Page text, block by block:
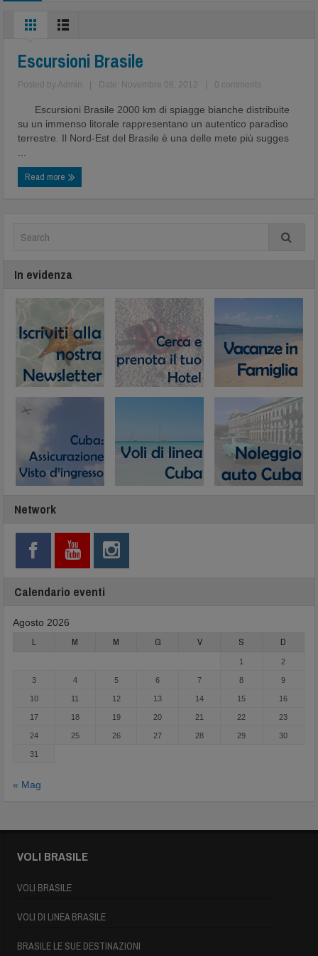
Escursioni Brasile
Posted by Admin Date: Novembre 08, 2012 0 comments
Escursioni Brasile 2000 km di spiagge bianche distribuite
su un immenso litorale rappresentano un autentico paradiso
terrestre. Il Nord-Est del Brasile è una delle mete più sugges
Read more
In evidenza
Network
Calendario eventi
Agosto 2026
L M M G V S D
1 2
3 4 5 6 7 8 9
10 11 12 13 14 15 16
17 18 19 20 21 22 23
24 25 26 27 28 29 30
31
« Mag
VOLI BRASILE
VOLI BRASILE
VOLI DI LINEA BRASILE
BRASILE LE SUE DESTINAZIONI